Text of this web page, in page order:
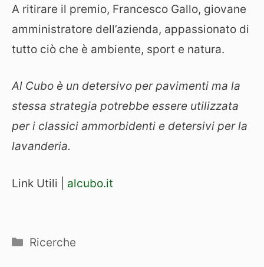
A ritirare il premio, Francesco Gallo, giovane
amministratore dell’azienda, appassionato di
tutto ciò che è ambiente, sport e natura.
Al Cubo è un detersivo per pavimenti ma la
stessa strategia potrebbe essere utilizzata
per i classici ammorbidenti e detersivi per la
lavanderia.
Link Utili | alcubo.it
Categorie
Ricerche